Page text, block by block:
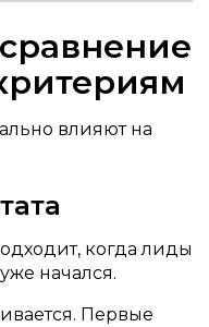
влияют на
когда лиды
начался.
Первые